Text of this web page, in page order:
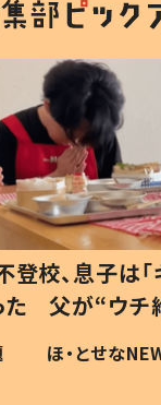
登校、息子は「
た 父が“ウチ
る理由とは #令
ほ・とせな